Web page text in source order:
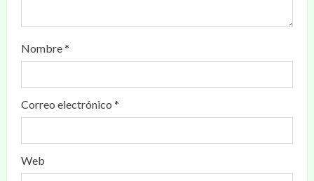
Nombre*
Correo electrónico *
Web